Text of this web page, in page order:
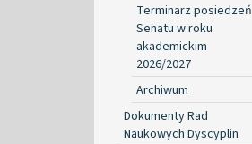
Terminarz posiedzeń
Senatu w roku
akademickim
2026/2027
Archiwum
Dokumenty Rad
Naukowych Dyscyplin